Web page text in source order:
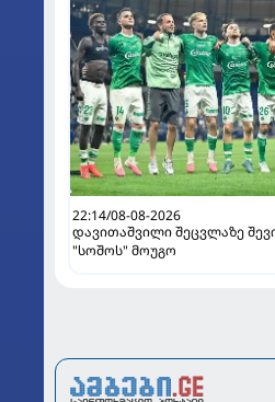
22:14/08-08-2026
დავითაშვილი შეცვლაზე
"სოშოს" მოუგო